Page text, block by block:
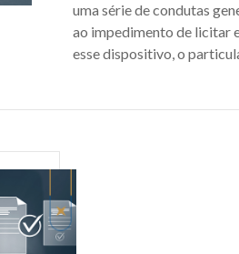
uma série de condutas
ao impedimento de licitar
esse dispositivo, o